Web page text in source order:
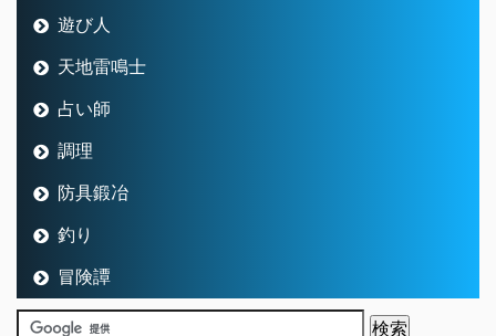
遊び人
天地雷鳴士
占い師
調理
防具鍛冶
釣り
冒険譚